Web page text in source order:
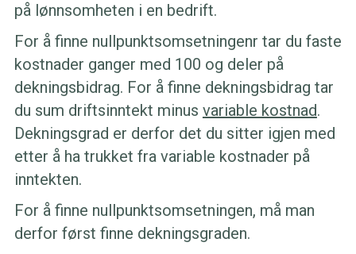
på lønnsomheten i en bedrift.
For å finne nullpunktsomsetningenr tar du faste
kostnader ganger med 100 og deler på
dekningsbidrag. For å finne dekningsbidrag tar
du sum driftsinntekt minus variable kostnad.
Dekningsgrad er derfor det du sitter igjen med
etter å ha trukket fra variable kostnader på
inntekten.
For å finne nullpunktsomsetningen, må man
derfor først finne dekningsgraden.